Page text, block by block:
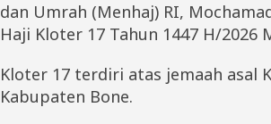
H
a
dan Umrah (Menhaj) RI,
Haji Kloter 17 Tahun 1447 H/2026
Kloter 17 terdiri atas jemaah asal
Kabupaten Bone.